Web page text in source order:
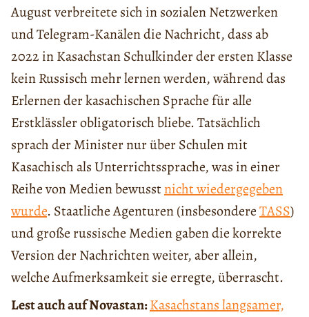
August verbreitete sich in sozialen Netzwerken
und Telegram-Kanälen die Nachricht, dass ab
2022 in Kasachstan Schulkinder der ersten Klasse
kein Russisch mehr lernen werden, während das
Erlernen der kasachischen Sprache für alle
Erstklässler obligatorisch bliebe. Tatsächlich
sprach der Minister nur über Schulen mit
Kasachisch als Unterrichtssprache, was in einer
Reihe von Medien bewusstnicht wiedergegeben
wurde. Staatliche Agenturen (insbesondereTASS)
und große russische Medien gaben die korrekte
Version der Nachrichten weiter, aber allein,
welche Aufmerksamkeit sie erregte, überrascht.
Lest auch auf Novastan:Kasachstans langsamer,